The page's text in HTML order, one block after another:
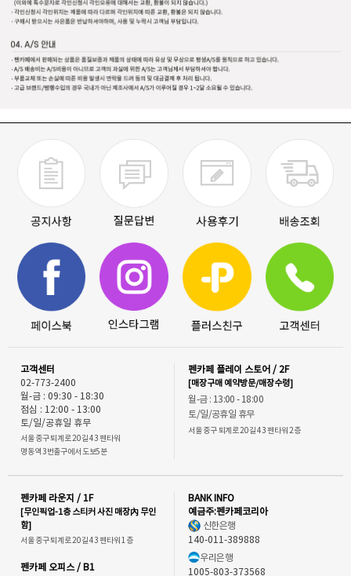
고객센터
02-773-2400
월-금 : 09:30 - 18:30
점심 : 12:00 - 13:00
토/일/공휴일 휴무
서울 중구 퇴계로 20길 43 펜타워
명동역 3번출구에서 도보5분
펜카페 플레이 스토어 / 2F
[매장구매 예약방문/매장수령]
월-금 : 13:00 - 18:00
토/일/공휴일 휴무
서울 중구 퇴계로 20길 43 펜타워 2층
펜카페 라운지 / 1F
[무인픽업-1층 스티커 사진 매장內 무인
함]
서울 중구 퇴계로 20길 43 펜타워 1층
펜카페 오피스 / B1
BANK INFO
예금주:펜카페코리아
신한은행
140-011-389888
우리은행
1005-803-373568